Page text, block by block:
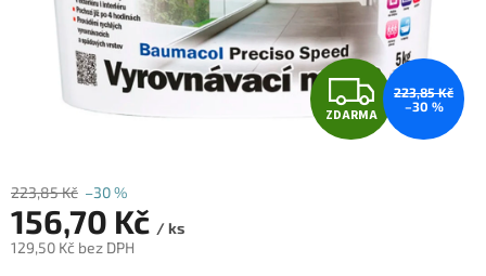
Z
D
ZDARMA
223,85 Kč
–30 %
223,85 Kč –30 %
156,70 Kč / ks
129,50 Kč bez DPH